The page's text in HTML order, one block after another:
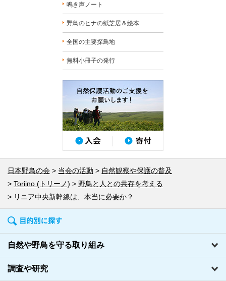
鳴き声ノート
野鳥のヒナの紙芝居＆絵本
全国の主要探鳥地
無料小冊子の発行
日本野鳥の会 当会の活動
自然観察や保護の普及
Toriino (トリーノ)
野鳥と人との共存を考える
リニア中央新幹線は、本当に必要か？
自然や野鳥を守る取り組み
調査や研究